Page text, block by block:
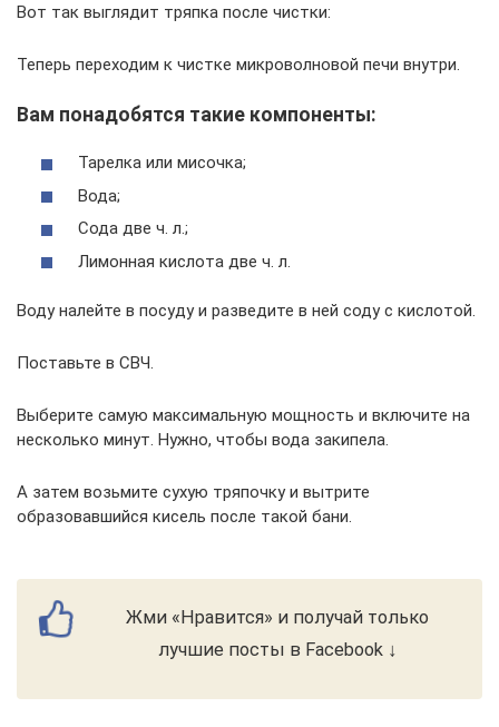
Вот так выглядит тряпка после чистки:
Теперь переходим к чистке микроволновой печи внутри.
Вам понадобятся такие компоненты:
Тарелка или мисочка;
Вода;
Сода две ч. л.;
Лимонная кислота две ч. л.
Воду налейте в посуду и разведите в ней соду с кислотой.
Поставьте в СВЧ.
Выберите самую максимальную мощность и включите на
несколько минут. Нужно, чтобы вода закипела.
А затем возьмите сухую тряпочку и вытрите
образовавшийся кисель после такой бани.
Жми «Нравится» и получай только
лучшие посты в Facebook ↓